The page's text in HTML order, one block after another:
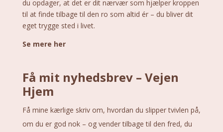
du opdager, at det er dit nærvær som hjælper kroppen
til at finde tilbage til den ro som altid ér – du bliver dit
eget trygge sted i livet.
Se mere her
Få mit nyhedsbrev – Vejen
Hjem
Få mine kærlige skriv om, hvordan du slipper tvivlen på,
om du er god nok – og vender tilbage til den fred, du